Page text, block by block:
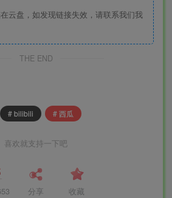
云盘，如发现链接失效，请联系我们我
THE END
# bilibili # 西瓜
喜欢就支持一下吧
分享 收藏